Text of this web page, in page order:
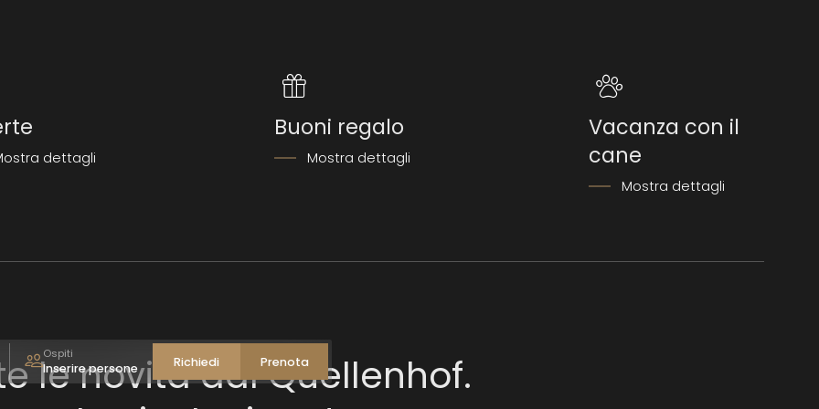
dettagli
Buoni regalo
Mostra dettagli
Vacanza con il
cane
Mostra dettagli
le novità dal Quellenhof.
Ospiti
Inserire persone Richiedi Prenota